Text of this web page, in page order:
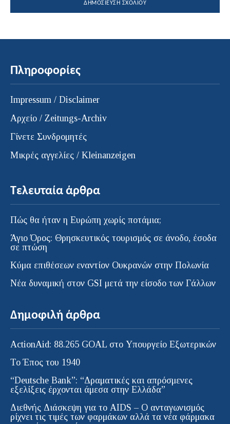
Πληροφορίες
Impressum / Disclaimer
Αρχείο / Zeitungs-Archiv
Γίνετε Συνδρομητές
Μικρές αγγελίες / Kleinanzeigen
Τελευταία άρθρα
Πώς θα ήταν η Ευρώπη χωρίς ποτάμια;
Άγιο Όρος: Θρησκευτικός τουρισμός σε άνοδο, έσοδα
σε πτώση
Κύμα επιθέσεων εναντίον Ουκρανών στην Πολωνία
Νέα δυναμική στον GSI μετά την είσοδο των Γάλλων
Δημοφιλή άρθρα
ActionAid: 88.265 GOAL στο Υπουργείο Εξωτερικών
Το Έπος του 1940
“Deutsche Bank”: “Δραματικές και απρόσμενες
εξελίξεις έρχονται άμεσα στην Ελλάδα”
Διεθνής Διάσκεψη για το AIDS – Ο ανταγωνισμός
ρίχνει τις τιμές των φαρμάκων αλλά τα νέα φάρμακα